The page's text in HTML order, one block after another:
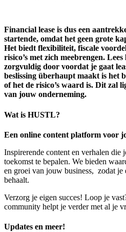
Financial lease is dus een
startende, omdat het geen grote
Het biedt flexibiliteit, fiscale
risico’s met zich meebrengen.
zorgvuldig door voordat je gaat
beslissing überhaupt maakt is het
of het de risico’s waard is. Dit zal
van jouw onderneming.
Wat is HUSTL?
Een online content platform voor
Inspirerende content en verhalen die
toekomst te bepalen. We bieden
en groei van jouw business, zodat je
behaalt.
Verzorg je eigen succes! Loop je
community helpt je verder met al je
Updates en meer!